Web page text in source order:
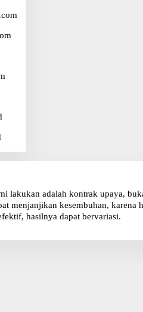
lakukan adalah kontrak upaya,
menjanjikan kesembuhan, karena
hasilnya dapat bervariasi.